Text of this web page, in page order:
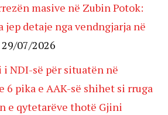
masive në Zubin Potok:
detaje nga vendngjarja në
29/07/2026
NDI-së për situatën në
6 pika e AAK-së shihet si rruga
e qytetarëve thotë Gjini